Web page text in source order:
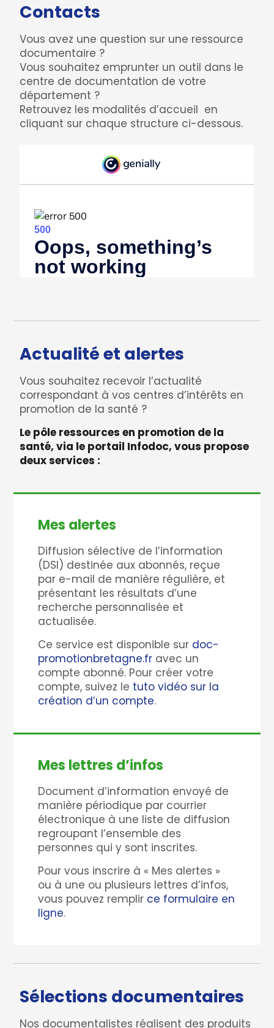
Contacts
Vous avez une question sur une ressource
documentaire ?
Vous souhaitez emprunter un outil dans le
centre de documentation de votre
département ?
Retrouvez les modalités d’accueil en
cliquant sur chaque structure ci-dessous.
Actualité et alertes
Vous souhaitez recevoir l’actualité
correspondant à vos centres d’intérêts en
promotion de la santé ?
Le pôle ressources en promotion de la
santé, via le portail Infodoc, vous propose
deux services :
Mes alertes
Diffusion sélective de l’information
(DSI) destinée aux abonnés, reçue
par e-mail de manière régulière, et
présentant les résultats d’une
recherche personnalisée et
actualisée.
Ce service est disponible sur doc-
promotionbretagne.fr avec un
compte abonné. Pour créer votre
compte, suivez le tuto vidéo sur la
création d’un compte.
Mes lettres d’infos
Document d’information envoyé de
manière périodique par courrier
électronique à une liste de diffusion
regroupant l’ensemble des
personnes qui y sont inscrites.
Pour vous inscrire à « Mes alertes »
ou à une ou plusieurs lettres d’infos,
vous pouvez remplir ce formulaire en
ligne.
Sélections documentaires
Nos documentalistes réalisent des produits